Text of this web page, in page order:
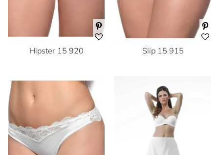
Hipster 15 920 Slip 15 915